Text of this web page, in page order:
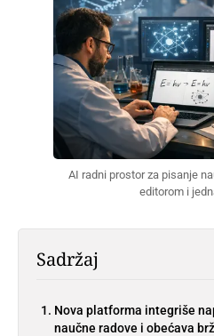
AI radni prostor za pisanje
editorom i
Sadržaj
Nova platforma integriše
naučne radove i obećava